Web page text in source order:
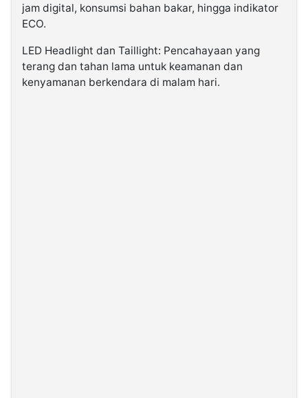
jam digital, konsumsi bahan bakar, hingga indikator
ECO.
LED Headlight dan Taillight: Pencahayaan yang
terang dan tahan lama untuk keamanan dan
kenyamanan berkendara di malam hari.